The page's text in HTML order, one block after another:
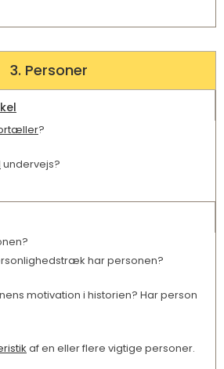
3. Personer
?
undervejs?
har personen?
motivation i historien? Har person
af en eller flere vigtige personer.